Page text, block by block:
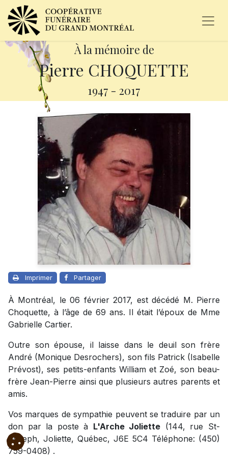
À la mémoire de
Pierre CHOQUETTE
1947 - 2017
Imprimer Partager
À Montréal, le 06 février 2017, est décédé M. Pierre
Choquette, à l’âge de 69 ans. Il était l’époux de Mme
Gabrielle Cartier.
Outre son épouse, il laisse dans le deuil son frère
André (Monique Desrochers), son fils Patrick (Isabelle
Prévost), ses petits-enfants William et Zoé, son beau-
frère Jean-Pierre ainsi que plusieurs autres parents et
amis.
Vos marques de sympathie peuvent se traduire par un
don par la poste à L'Arche Joliette (144, rue St-
Joseph, Joliette, Québec, J6E 5C4 Téléphone: (450)
759-0408) .